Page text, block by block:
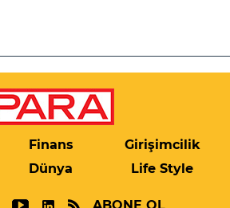
Finans
Girişimcilik
Dünya Life Style